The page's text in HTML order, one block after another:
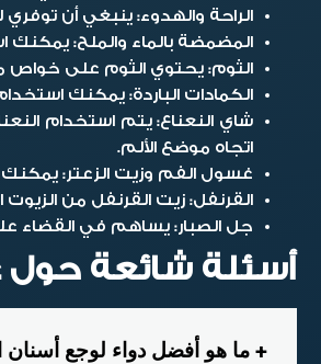
الراحة والهدوء: ينبغي أن توفري
المضمضة بالماء والملح: يمكنك
الثوم: يحتوي الثوم على خواص
الكمادات الباردة: يمكنك استخدام
شاي النعناع:يتم استخدام
اتجاه موضع الألم.
غسول الفم وزيت الزعتر: يمكنك
القرنفل: زيت القرنفل من
جل الصبار: يساهم في القضاء
أسئلة شائعة حول
ما هو أفضل دواء لوجع